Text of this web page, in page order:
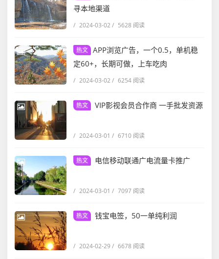
寻本地渠道
/ 2024-03-02 / 5628 阅读
热文 APP浏览广告，一个0.5，单机稳
定60+，长期可做，上车吃肉
/ 2024-03-02 / 6254 阅读
热文 VIP影视会员合作商 一手批发资源
/ 2024-03-01 / 6710 阅读
热文 电信移动联通广电流量卡推广
/ 2024-03-01 / 7097 阅读
热文 钱宝电签，50一单纯利润
/ 2024-02-29 / 6678 阅读